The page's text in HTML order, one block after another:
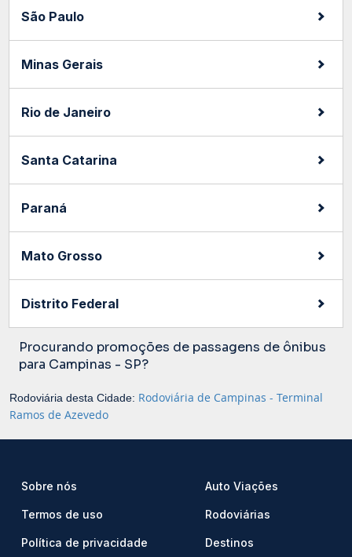
São Paulo
Minas Gerais
Rio de Janeiro
Santa Catarina
Paraná
Mato Grosso
Distrito Federal
Procurando promoções de passagens de ônibus
para Campinas - SP?
Rodoviária desta Cidade: Rodoviária de Campinas - Terminal
Ramos de Azevedo
Sobre nós
Termos de uso
Política de privacidade
Auto Viações
Rodoviárias
Destinos